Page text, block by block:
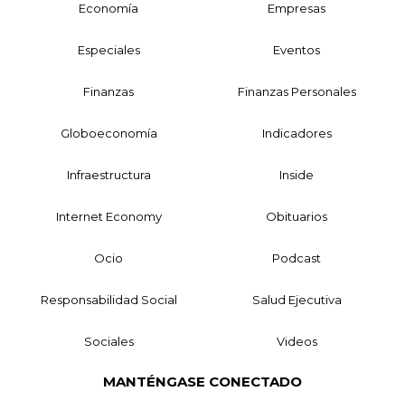
Economía Empresas
Especiales Eventos
Finanzas Finanzas Personales
Globoeconomía Indicadores
Infraestructura Inside
Internet Economy Obituarios
Ocio Podcast
Responsabilidad Social Salud Ejecutiva
Sociales Videos
MANTÉNGASE CONECTADO